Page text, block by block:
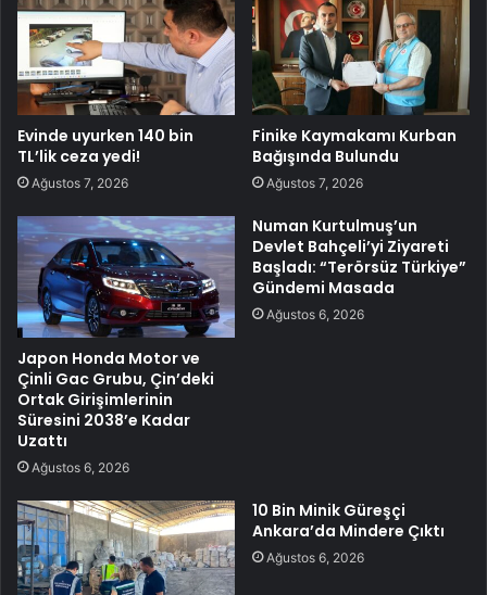
Evinde uyurken 140 bin
TL’lik ceza yedi!
Ağustos 7, 2026
Finike Kaymakamı Kurban
Bağışında Bulundu
Ağustos 7, 2026
Japon Honda Motor ve
Çinli Gac Grubu, Çin’deki
Ortak Girişimlerinin
Süresini 2038’e Kadar
Uzattı
Ağustos 6, 2026
Numan Kurtulmuş’un
Devlet Bahçeli’yi Ziyareti
Başladı: “Terörsüz Türkiye”
Gündemi Masada
Ağustos 6, 2026
10 Bin Minik Güreşçi
Ankara’da Mindere Çıktı
Ağustos 6, 2026